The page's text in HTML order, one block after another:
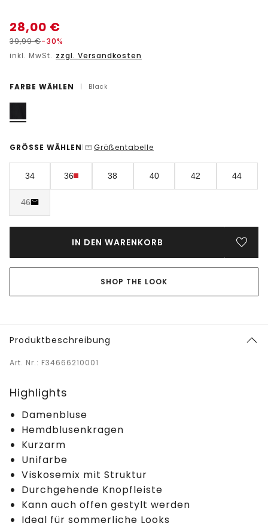
28,00 €
39,99€-30%
inkl. MwSt. zzgl. Versandkosten
FARBE WÄHLEN | Black
GRÖSSE WÄHLEN | Größentabelle
34 36 38 40 42 44
46
IN DEN WARENKORB
SHOP THE LOOK
Produktbeschreibung
Art. Nr.: F34666210001
Highlights
Damenbluse
Hemdblusenkragen
Kurzarm
Unifarbe
Viskosemix mit Struktur
Durchgehende Knopfleiste
Kann auch offen gestylt werden
Ideal für sommerliche Looks